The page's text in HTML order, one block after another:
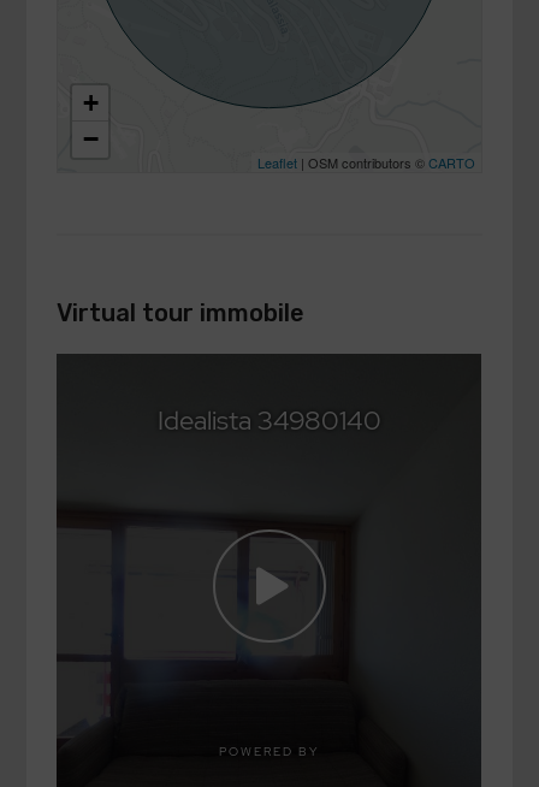
+
−
Leaflet| OSM contributors ©CARTO
Virtual tour immobile